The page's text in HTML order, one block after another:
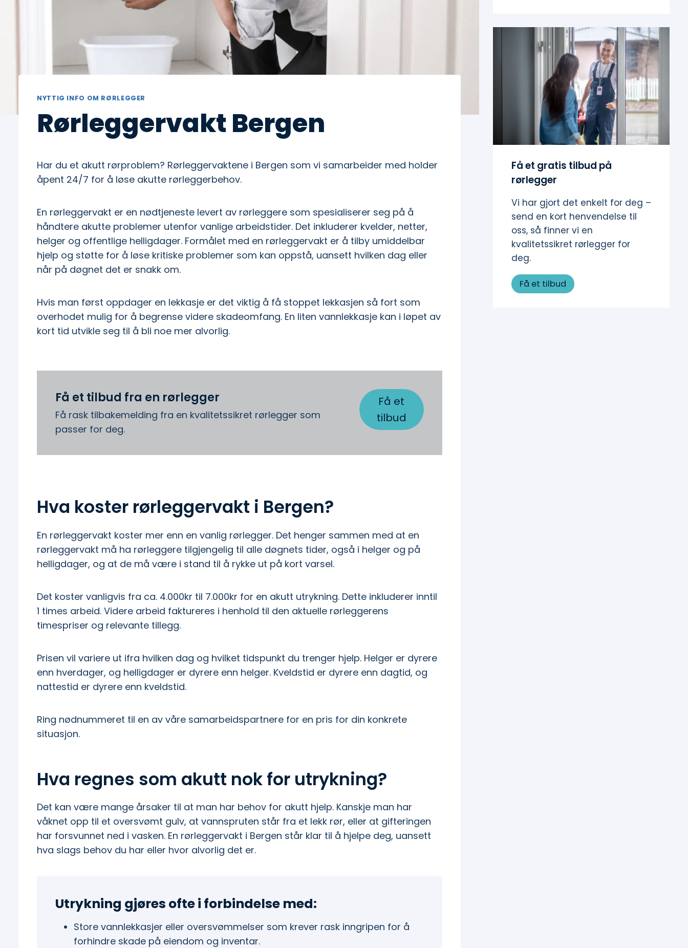
NYTTIG INFO OM RØRLEGGER
Rørleggervakt Bergen
Har du et akutt rørproblem? Rørleggervaktene i Bergen som vi samarbeider med holder
åpent 24/7 for å løse akutte rørleggerbehov.
En rørleggervakt er en nødtjeneste levert av rørleggere som spesialiserer seg på å
håndtere akutte problemer utenfor vanlige arbeidstider. Det inkluderer kvelder, netter,
helger og offentlige helligdager. Formålet med en rørleggervakt er å tilby umiddelbar
hjelp og støtte for å løse kritiske problemer som kan oppstå, uansett hvilken dag eller
når på døgnet det er snakk om.
Hvis man først oppdager en lekkasje er det viktig å få stoppet lekkasjen så fort som
overhodet mulig for å begrense videre skadeomfang. En liten vannlekkasje kan i løpet av
kort tid utvikle seg til å bli noe mer alvorlig.
Få et tilbud fra en rørlegger
Få rask tilbakemelding fra en kvalitetssikret rørlegger som
passer for deg.
Få et
tilbud
Hva koster rørleggervakt i Bergen?
En rørleggervakt koster mer enn en vanlig rørlegger. Det henger sammen med at en
rørleggervakt må ha rørleggere tilgjengelig til alle døgnets tider, også i helger og på
helligdager, og at de må være i stand til å rykke ut på kort varsel.
Det koster vanligvis fra ca. 4.000kr til 7.000kr for en akutt utrykning. Dette inkluderer inntil
1 times arbeid. Videre arbeid faktureres i henhold til den aktuelle rørleggerens
timespriser og relevante tillegg.
Prisen vil variere ut ifra hvilken dag og hvilket tidspunkt du trenger hjelp. Helger er dyrere
enn hverdager, og helligdager er dyrere enn helger. Kveldstid er dyrere enn dagtid, og
nattestid er dyrere enn kveldstid.
Ring nødnummeret til en av våre samarbeidspartnere for en pris for din konkrete
situasjon.
Hva regnes som akutt nok for utrykning?
Det kan være mange årsaker til at man har behov for akutt hjelp. Kanskje man har
våknet opp til et oversvømt gulv, at vannspruten står fra et lekk rør, eller at gifteringen
har forsvunnet ned i vasken. En rørleggervakt i Bergen står klar til å hjelpe deg, uansett
hva slags behov du har eller hvor alvorlig det er.
Utrykning gjøres ofte i forbindelse med:
Store vannlekkasjer eller oversvømmelser som krever rask inngripen for å
forhindre skade på eiendom og inventar.
Få et gratis tilbud på
rørlegger
Vi har gjort det enkelt for deg –
send en kort henvendelse til
oss, så finner vi en
kvalitetssikret rørlegger for
deg.
Få et tilbud